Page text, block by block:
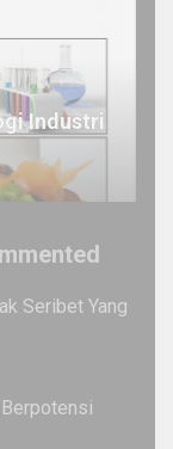
Industri
Seribet Yang